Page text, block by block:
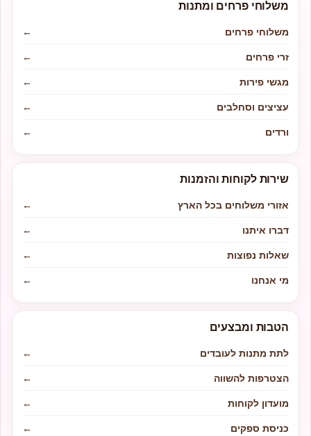
משלוחי פרחים ומתנות
משלוחי פרחים
←
זרי פרחים
←
מגשי פירות
←
עציצים וסחלבים
←
ורדים
←
שירות לקוחות והזמנות
אזורי משלוחים בכל הארץ
←
דברו איתנו
←
שאלות נפוצות
←
מי אנחנו
←
הטבות ומבצעים
לתת מתנות לעובדים
←
הצטרפות להשווה
←
מועדון לקוחות
←
כניסת ספקים
←